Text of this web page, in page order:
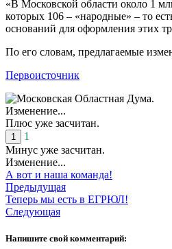
«В Московской области около 1
которых 106 – «народные» – то
оснований для оформления этих
По его словам, предлагаемые
Первоисточник
Изменение...
Плюс уже засчитан.
1
1
Минус уже засчитан.
Изменение...
А вот и наша команда!
Предыдущая
Теперь мы есть в ЕГРЮЛ!
Следующая
Напишите свой комментарий: